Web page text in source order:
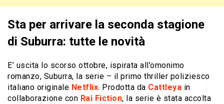
Sta per arrivare la seconda stagione
di Suburra: tutte le novità
E’ uscita lo scorso ottobre, ispirata all’omonimo
romanzo, Suburra, la serie – il primo thriller poliziesco
italiano originale Netflix. Prodotta da Cattleya in
collaborazione con Rai Fiction, la serie è stata accolta